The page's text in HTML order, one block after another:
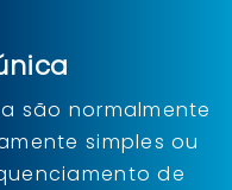
são normalmente
simples ou
de